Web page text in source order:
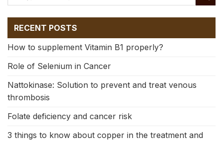
RECENT POSTS
How to supplement Vitamin B1 properly?
Role of Selenium in Cancer
Nattokinase: Solution to prevent and treat venous
thrombosis
Folate deficiency and cancer risk
3 things to know about copper in the treatment and